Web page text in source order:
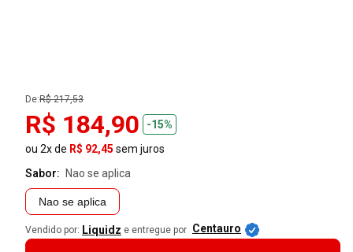
De:R$ 217,53
R$ 184,90
-15%
ou 2x de R$ 92,45 sem juros
Sabor:
nao se aplica
Nao se aplica
Vendido por: Liquidz e entregue por Centauro